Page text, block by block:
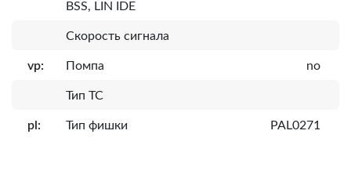
BSS, LIN IDE
Скорость сигнала
vp: Помпа no
Тип ТС
pl: Тип фишки PAL0271